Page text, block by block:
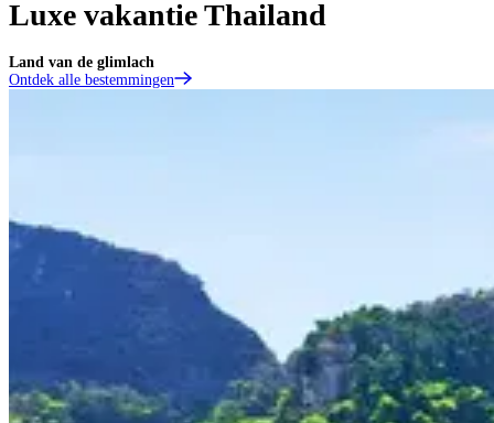
Luxe vakantie Thailand
Land van de glimlach
Ontdek alle bestemmingen